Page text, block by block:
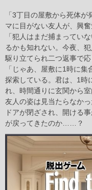
「3丁目の屋敷から死体
マに目がない友人が、興
「犯人はまだ捕まってい
るかも知れない。今夜、
駆り立てられ二つ返事で応
「じゃあ、屋敷に1時に
探索している。君は、1時
れ、時間通りに玄関から室
友人の姿は見当たらなか
ドアが閉ざされ、開ける
が戻ってきたのか……？